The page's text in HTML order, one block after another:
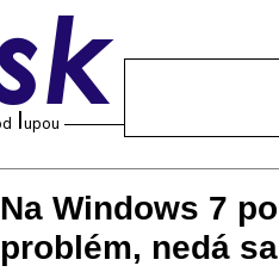
Na Windows 7
problém, nedá